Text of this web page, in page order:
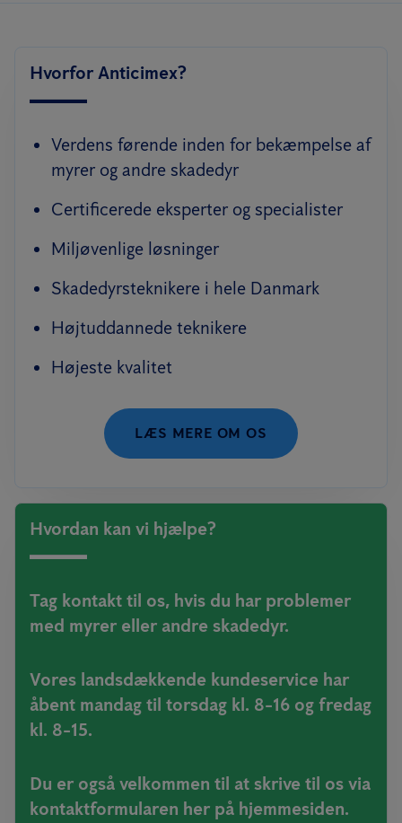
Hvorfor Anticimex?
Verdens førende inden for bekæmpelse af
myrer og andre skadedyr
Certificerede eksperter og specialister
Miljøvenlige løsninger
Skadedyrsteknikere i hele Danmark
Højtuddannede teknikere
Højeste kvalitet
LÆS MERE OM OS
Hvordan kan vi hjælpe?
Tag kontakt til os, hvis du har problemer
med myrer eller andre skadedyr.
Vores landsdækkende kundeservice har
åbent mandag til torsdag kl. 8-16 og fredag
kl. 8-15.
Du er også velkommen til at skrive til os via
kontaktformularen her på hjemmesiden.